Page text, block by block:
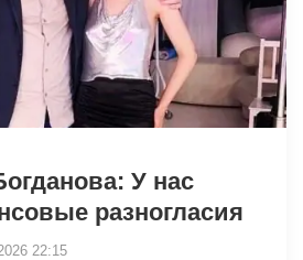
У нас
разногласия
22:15